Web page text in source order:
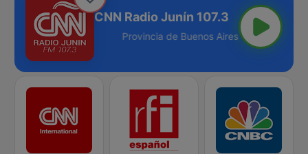
CNN Radio Junín 107.3
Aires - 107.3 FM